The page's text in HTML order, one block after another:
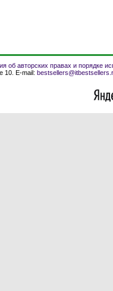
об авторских правах и порядке
10. E-mail: